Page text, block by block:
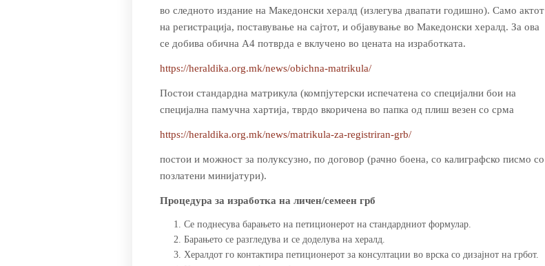
во следното издание на Македонски хералд (излегува двапати годишно). Само актот
на регистрација, поставување на сајтот, и објавување во Македонски хералд. За ова
се добива обична А4 потврда е вклучено во цената на изработката.
https://heraldika.org.mk/news/obichna-matrikula/
Постои стандардна матрикула (компјутерски испечатена со специјални бои на
специјална памучна хартија, тврдо вкоричена во папка од плиш везен со срма
https://heraldika.org.mk/news/matrikula-za-registriran-grb/
постои и можност за полуксузно, по договор (рачно боена, со калиграфско писмо со
позлатени минијатури).
Процедура за изработка на личен/семеен грб
Се поднесува барањето на петиционерот на стандардниот формулар.
Барањето се разгледува и се доделува на хералд.
Хералдот го контактира петиционерот за консултации во врска со дизајнот на грбот.